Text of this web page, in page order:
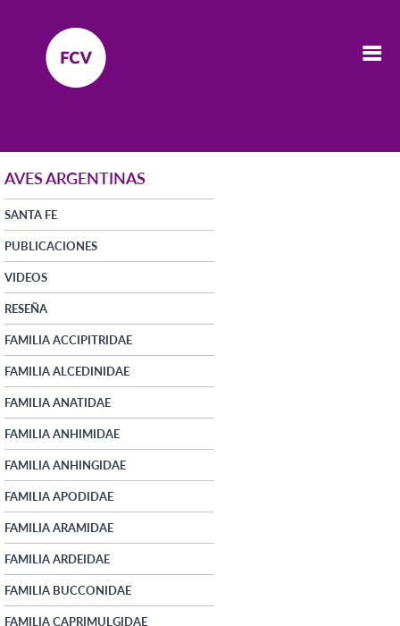
AVES ARGENTINAS
SANTA FE
PUBLICACIONES
VIDEOS
RESEÑA
FAMILIA ACCIPITRIDAE
FAMILIA ALCEDINIDAE
FAMILIA ANATIDAE
FAMILIA ANHIMIDAE
FAMILIA ANHINGIDAE
FAMILIA APODIDAE
FAMILIA ARAMIDAE
FAMILIA ARDEIDAE
FAMILIA BUCCONIDAE
FAMILIA CAPRIMULGIDAE